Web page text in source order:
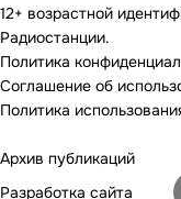
12+ возрастной
Радиостанции.
Политика
Соглашение об
Политика
Архив публикаций
Разработка сайта